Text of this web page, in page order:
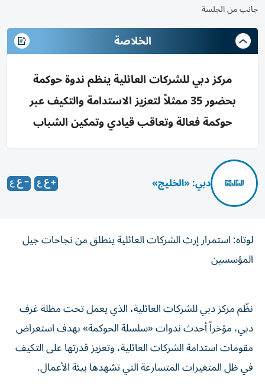
جانب من الجلسة
الخلاصة
مركز دبي للشركات العائلية ينظم ندوة حوكمة
بحضور 35 ممثلاً لتعزيز الاستدامة والتكيف عبر
حوكمة فعالة وتعاقب قيادي وتمكين الشباب
دبي: «الخليج»
لوتاه: استمرار إرث الشركات العائلية ينطلق من نجاحات جيل
المؤسسين
نظّم مركز دبي للشركات العائلية، الذي يعمل تحت مظلة غرف
دبي، مؤخراً أحدث ندوات «سلسلة الحوكمة» بهدف استعراض
مقومات استدامة الشركات العائلية، وتعزيز قدرتها على التكيف
في ظل المتغيرات المتسارعة التي تشهدها بيئة الأعمال.